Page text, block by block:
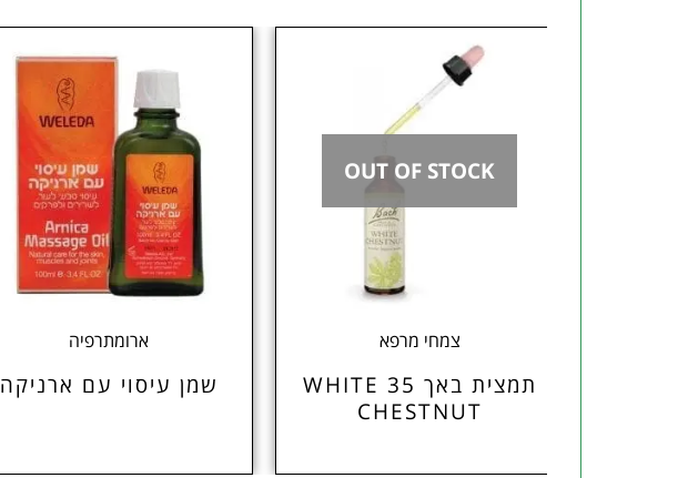
OUT OF STOCK
צמחי מרפא
תמצית באך 35 WHITE
CHESTNUT
ארומתרפיה
שמן עיסוי עם ארניקה